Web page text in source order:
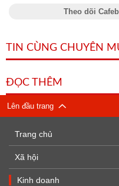
Theo dõi
TIN CÙNG CHUYÊN
ĐỌC THÊM
Lên đầu trang
Trang chủ
Xã hội
Kinh doanh